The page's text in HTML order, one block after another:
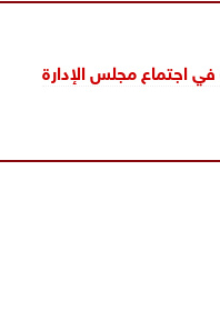
اجتماع مجلس الإدارة